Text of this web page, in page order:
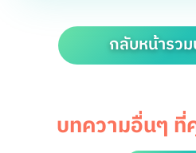
กลับหน้ารว
บทความอื่นๆ